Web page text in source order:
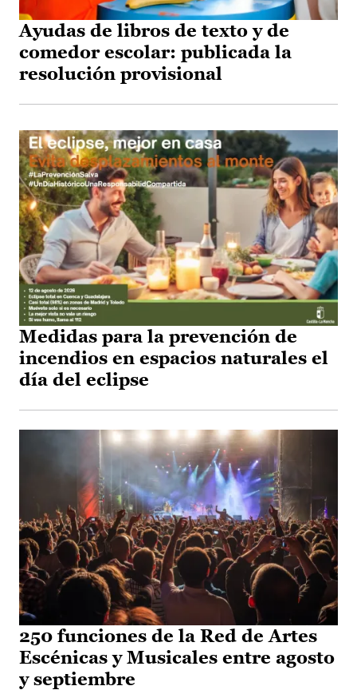
Ayudas de libros de texto y de
comedor escolar: publicada la
resolución provisional
Medidas para la prevención de
incendios en espacios naturales el
día del eclipse
250 funciones de la Red de Artes
Escénicas y Musicales entre agosto
y septiembre